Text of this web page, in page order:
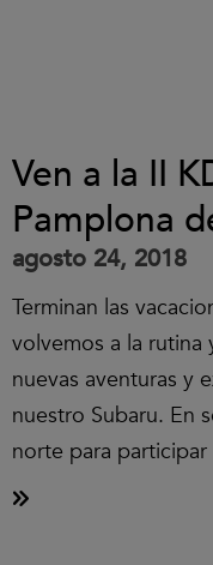
Ven a la II
Pamplona
agosto 24, 2018
Terminan las
volvemos a la rutina
nuevas aventuras y
nuestro Subaru. En
norte para participar